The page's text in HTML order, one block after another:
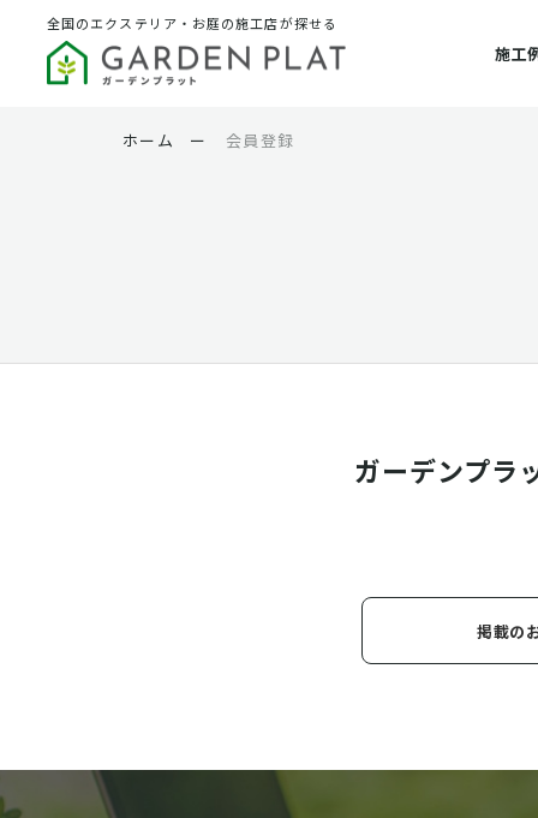
全国のエクステリア・お庭の施工店が探せる
施工
ホーム ー 会員登録
ガーデンプラ
掲載の